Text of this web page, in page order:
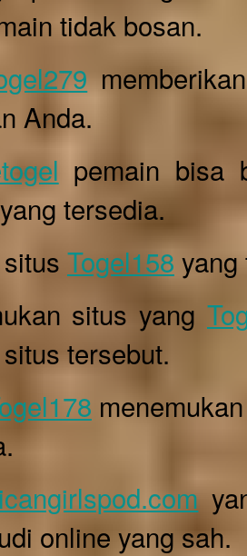
tidak bosan.
Anda.
pemain bisa
tersedia.
Togel158 yang
situs yang
tersebut.
online yang sah.